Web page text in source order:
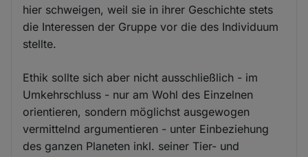
hier schweigen, weil sie in ihrer Geschichte stets
die Interessen der Gruppe vor die des Individuum
stellte.
Ethik sollte sich aber nicht ausschließlich - im
Umkehrschluss - nur am Wohl des Einzelnen
orientieren, sondern möglichst ausgewogen
vermittelnd argumentieren - unter Einbeziehung
des ganzen Planeten inkl. seiner Tier- und